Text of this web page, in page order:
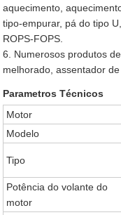
aquecimento,
tipo-empurar, pá do tipo
ROPS-FOPS.
6. Numerosos produtos
melhorado, assentador
Parametros Técnicos
Motor
Modelo
Tipo
Potência do volante do
motor